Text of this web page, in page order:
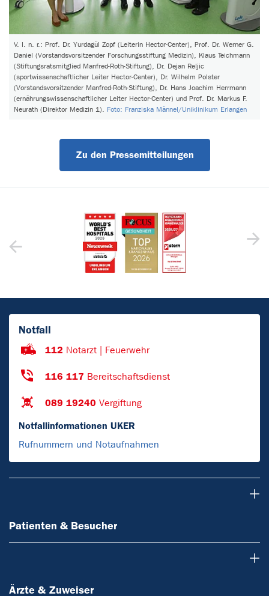
V. l. n. r.: Prof. Dr. Yurdagül Zopf (Leiterin Hector-Center), Prof. Dr. Werner G.
Daniel (Vorstandsvorsitzender Forschungsstiftung Medizin), Klaus Teichmann
(Stiftungsratsmitglied Manfred-Roth-Stiftung), Dr. Dejan Reljic
(sportwissenschaftlicher Leiter Hector-Center), Dr. Wilhelm Polster
(Vorstandsvorsitzender Manfred-Roth-Stiftung), Dr. Hans Joachim Herrmann
(ernährungswissenschaftlicher Leiter Hector-Center) und Prof. Dr. Markus F.
Neurath (Direktor Medizin 1). Foto: Franziska Männel/Uniklinikum Erlangen
Zu den Pressemitteilungen
Notfall
112 Notarzt | Feuerwehr
116 117 Bereitschaftsdienst
089 19240 Vergiftung
Notfallinformationen UKER
Rufnummern und Notaufnahmen
Patienten & Besucher
Ärzte & Zuweiser